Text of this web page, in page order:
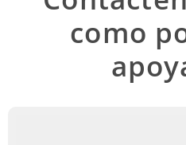
como